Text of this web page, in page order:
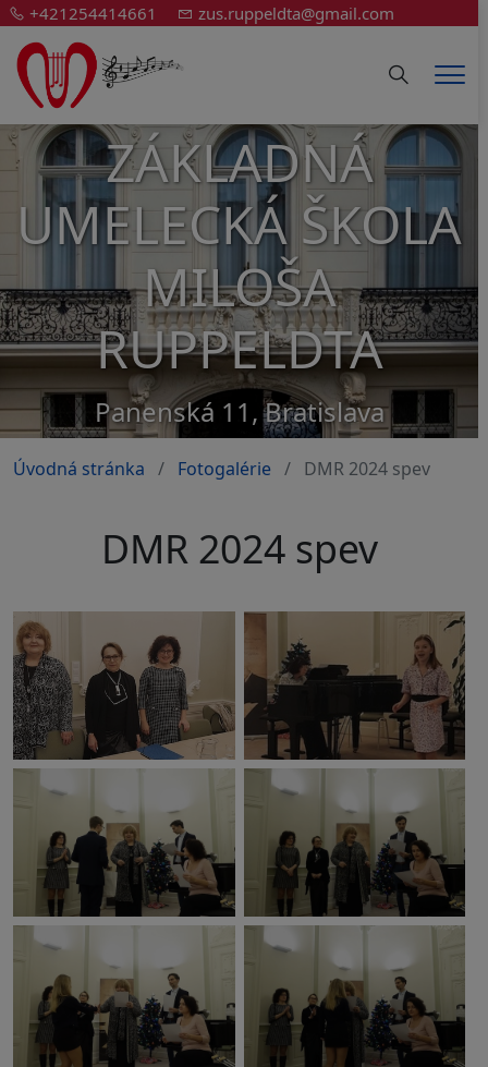
+421254414661 zus.ruppeldta@gmail.com
Hledání
ZÁKLADNÁ
UMELECKÁ ŠKOLA
MILOŠA
RUPPELDTA
Panenská 11, Bratislava
Úvodná stránka Fotogalérie DMR 2024 spev
DMR 2024 spev